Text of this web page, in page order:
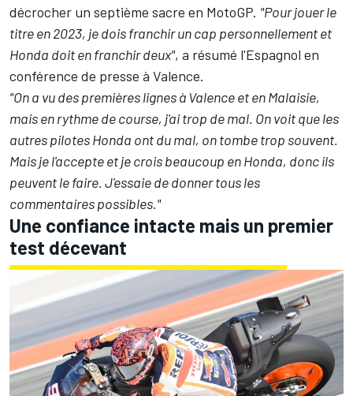
décrocher un septième sacre en MotoGP. "Pour jouer le
titre en 2023, je dois franchir un cap personnellement et
Honda doit en franchir deux", a résumé l'Espagnol en
conférence de presse à Valence.
"On a vu des premières lignes à Valence et en Malaisie,
mais en rythme de course, j'ai trop de mal. On voit que les
autres pilotes Honda ont du mal, on tombe trop souvent.
Mais je l'accepte et je crois beaucoup en Honda, donc ils
peuvent le faire. J'essaie de donner tous les
commentaires possibles."
Une confiance intacte mais un premier
test décevant